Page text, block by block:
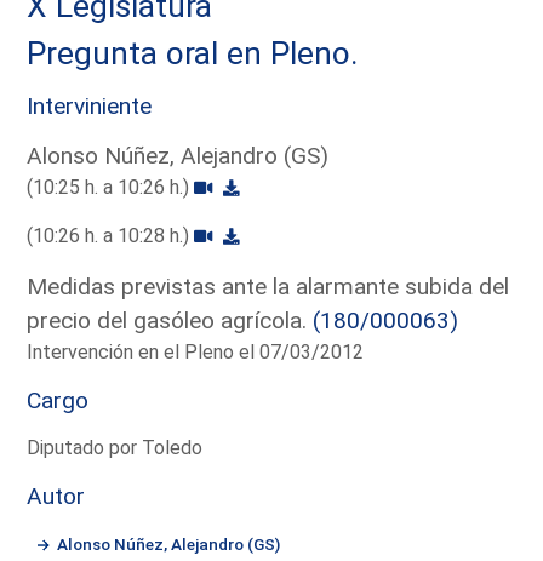
Pregunta oral en Pleno.
Interviniente
Alonso Núñez, Alejandro (GS)
(10:25 h. a 10:26 h.)
(10:26 h. a 10:28 h.)
Medidas previstas ante la alarmante subida del
precio del gasóleo agrícola. (180/000063)
Intervención en el Pleno el 07/03/2012
Cargo
Diputado por Toledo
Autor
Alonso Núñez, Alejandro (GS)